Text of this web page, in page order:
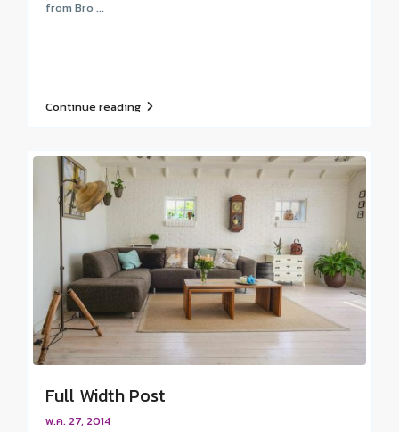
from Bro ...
Continue reading
Full Width Post
พ.ค. 27, 2014